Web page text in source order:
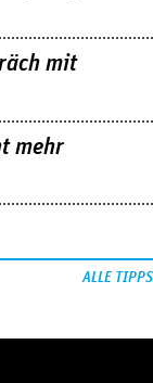
mit
mehr
ALLE TIPPS